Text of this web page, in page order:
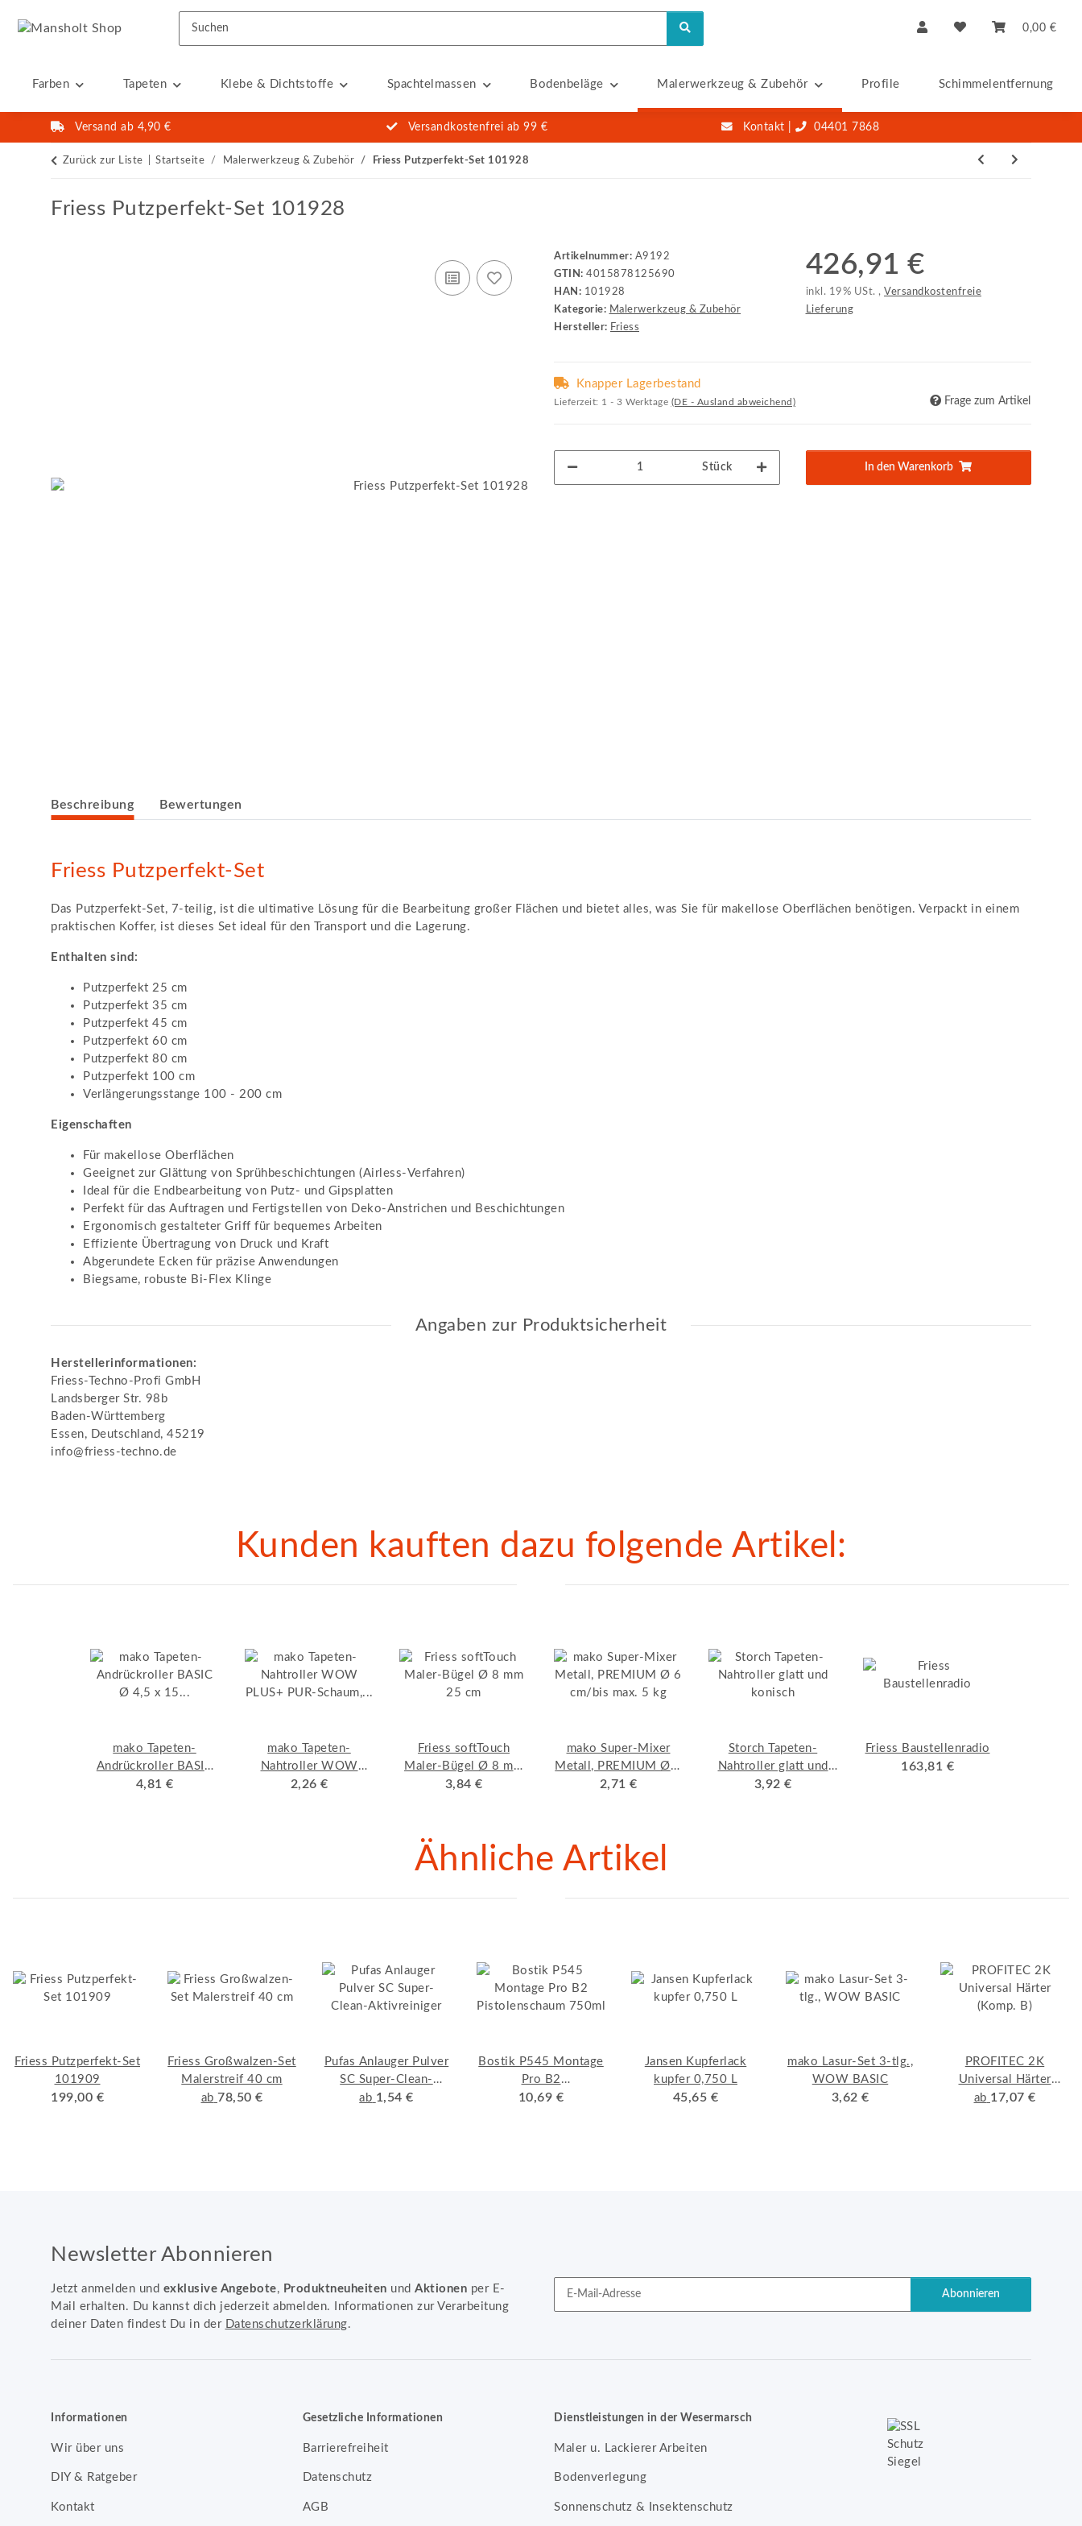
0,00 €
Farben Tapeten Klebe & Dichtstoffe Spachtelmassen Bodenbeläge Malerwerkzeug & Zubehör Profile Schimmelentfernung & -
Versand ab 4,90 € Versandkostenfrei ab 99 € Kontakt | 04401 7868
Zurück zur Liste Startseite Malerwerkzeug & Zubehör Friess Putzperfekt-Set 101928
Friess Putzperfekt-Set 101928
Artikelnummer: A9192
GTIN: 4015878125690
HAN: 101928
Kategorie: Malerwerkzeug & Zubehör
Hersteller: Friess
426,91 €
inkl. 19% USt. , Versandkostenfreie
Lieferung
Knapper Lagerbestand
Lieferzeit: 1 - 3 Werktage (DE - Ausland abweichend) Frage zum Artikel
Stück In den Warenkorb
weitere Registerkarten anzeigen
Beschreibung Bewertungen
Friess Putzperfekt-Set
Das Putzperfekt-Set, 7-teilig, ist die ultimative Lösung für die Bearbeitung großer Flächen und bietet alles, was Sie für makellose Oberflächen benötigen. Verpackt in einem
praktischen Koffer, ist dieses Set ideal für den Transport und die Lagerung.
Enthalten sind:
Putzperfekt 25 cm
Putzperfekt 35 cm
Putzperfekt 45 cm
Putzperfekt 60 cm
Putzperfekt 80 cm
Putzperfekt 100 cm
Verlängerungsstange 100 - 200 cm
Eigenschaften
Für makellose Oberflächen
Geeignet zur Glättung von Sprühbeschichtungen (Airless-Verfahren)
Ideal für die Endbearbeitung von Putz- und Gipsplatten
Perfekt für das Auftragen und Fertigstellen von Deko-Anstrichen und Beschichtungen
Ergonomisch gestalteter Griff für bequemes Arbeiten
Effiziente Übertragung von Druck und Kraft
Abgerundete Ecken für präzise Anwendungen
Biegsame, robuste Bi-Flex Klinge
Angaben zur Produktsicherheit
Herstellerinformationen:
Friess-Techno-Profi GmbH
Landsberger Str. 98b
Baden-Württemberg
Essen, Deutschland, 45219
info@friess-techno.de
Kunden kauften dazu folgende Artikel:
mako Tapeten-
Andrückroller BASIC
Ø 4,5 x 15 cm, Walze
4,81 €
mako Tapeten-
Nahtroller WOW
PLUS+ PUR-Schaum,
2,26 €
Friess softTouch
Maler-Bügel Ø 8 mm
25 cm
3,84 €
mako Super-Mixer
Metall, PREMIUM Ø 6
cm/bis max. 5 kg
2,71 €
Storch Tapeten-
Nahtroller glatt und
konisch
3,92 €
Friess Baustellenradio
163,81 €
Ähnliche Artikel
Friess Putzperfekt-Set
101909
199,00 €
Friess Großwalzen-Set
Malerstreif 40 cm
ab 78,50 €
Pufas Anlauger Pulver
SC Super-Clean-
Aktivreiniger
ab 1,54 €
Bostik P545 Montage
Pro B2
Pistolenschaum 750ml
10,69 €
Jansen Kupferlack
kupfer 0,750 L
45,65 €
mako Lasur-Set 3-tlg.,
WOW BASIC
3,62 €
PROFITEC 2K
Universal Härter
(Komp. B)
ab 17,07 €
Newsletter Abonnieren
Jetzt anmelden und exklusive Angebote, Produktneuheiten und Aktionen per E-
Mail erhalten. Du kannst dich jederzeit abmelden. Informationen zur Verarbeitung
deiner Daten findest Du in der Datenschutzerklärung.
Abonnieren
Informationen
Wir über uns
DIY & Ratgeber
Kontakt
Gesetzliche Informationen
Barrierefreiheit
Datenschutz
AGB
Dienstleistungen in der Wesermarsch
Maler u. Lackierer Arbeiten
Bodenverlegung
Sonnenschutz & Insektenschutz